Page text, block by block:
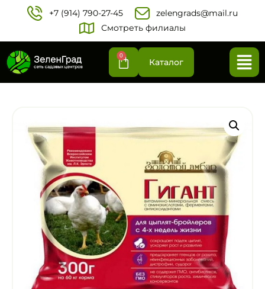
+7 (914) 790-27-45‬
zelengrads@mail.ru
Смотреть филиалы
0
Каталог